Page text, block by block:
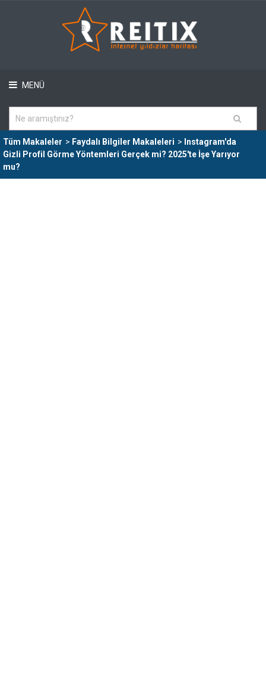
MENÜ
Tüm Makaleler > Faydalı Bilgiler Makaleleri > Instagram'da
Gizli Profil Görme Yöntemleri Gerçek mi? 2025'te İşe Yarıyor
mu?